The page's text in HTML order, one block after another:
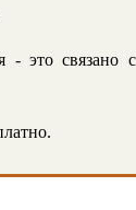
- это связано